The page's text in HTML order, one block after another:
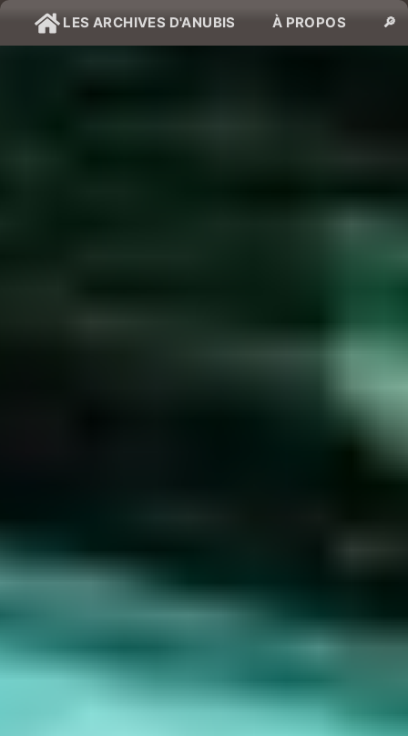
LES ARCHIVES D'ANUBIS À PROPOS 🔎